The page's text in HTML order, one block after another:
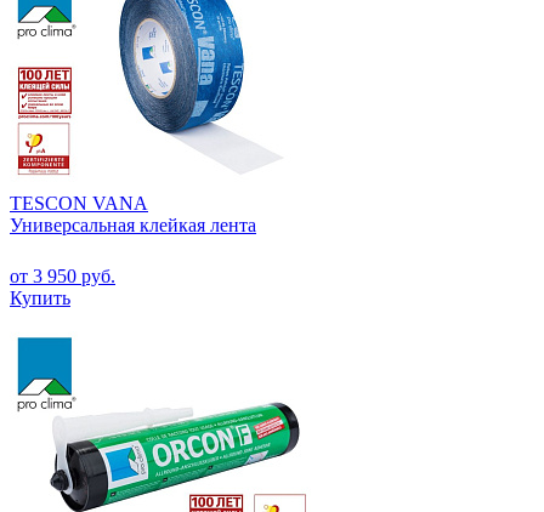
TESCON VANA
Универсальная клейкая лента
от 3 950 руб.
Купить